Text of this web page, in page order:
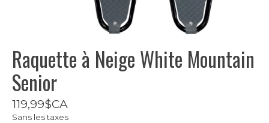
Raquette à Neige White Mountain
Senior
119,99$CA
Sans les taxes